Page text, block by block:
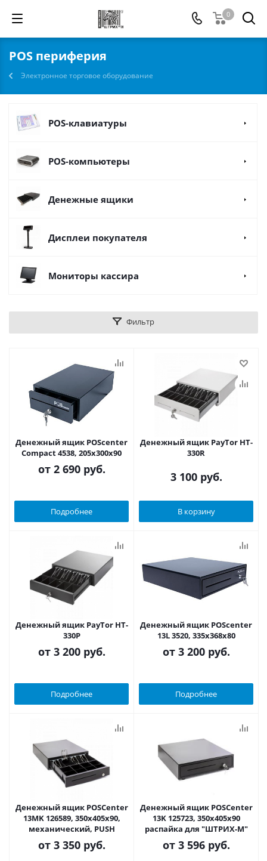
0
POS периферия
Электронное торговое оборудование
POS-клавиатуры
POS-компьютеры
Денежные ящики
Дисплеи покупателя
Мониторы кассира
Фильтр
Денежный ящик POScenter
Compact 4538, 205x300x90
от 2 690 руб.
Подробнее
Денежный ящик PayTor HT-
330R
3 100руб.
В корзину
Денежный ящик PayTor HT-
330P
от 3 200 руб.
Подробнее
Денежный ящик POScenter
13L 3520, 335x368x80
от 3 200 руб.
Подробнее
Денежный ящик POSCenter
13МK 126589, 350x405x90,
механический, PUSH
от 3 350 руб.
Денежный ящик POSCenter
13K 125723, 350x405x90
распайка для "ШТРИХ-М"
от 3 596 руб.